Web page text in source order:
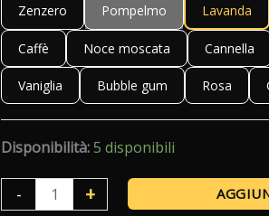
Zenzero Pompelmo Lavanda
Caffè Noce moscata Cannella
Vaniglia Bubble gum Rosa
Disponibilità:5 disponibili
- +